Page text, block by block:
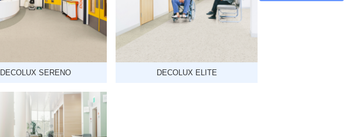
DECOLUX SERENO DECOLUX ELITE